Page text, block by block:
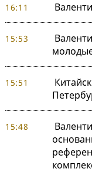
16:11
15:53
15:51
15:48